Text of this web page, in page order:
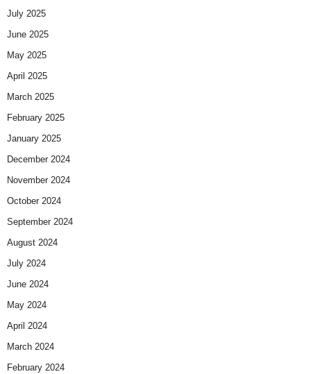
July 2025
June 2025
May 2025
April 2025
March 2025
February 2025
January 2025
December 2024
November 2024
October 2024
September 2024
August 2024
July 2024
June 2024
May 2024
April 2024
March 2024
February 2024